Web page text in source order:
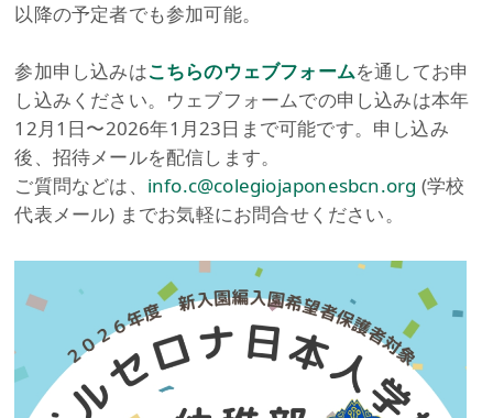
以降の予定者でも参加可能。
参加申し込みはこちらのウェブフォームを通してお申
し込みください。ウェブフォームでの申し込みは本年
12月1日〜2026年1月23日まで可能です。申し込み
後、招待メールを配信します。
ご質問などは、 info.c@colegiojaponesbcn.org (学校
代表メール) までお気軽にお問合せください。